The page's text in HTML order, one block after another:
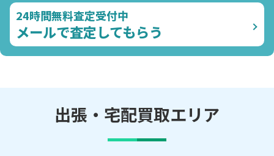
24時間無料査定受付中
メールで査定してもらう
出張・宅配買取エリア